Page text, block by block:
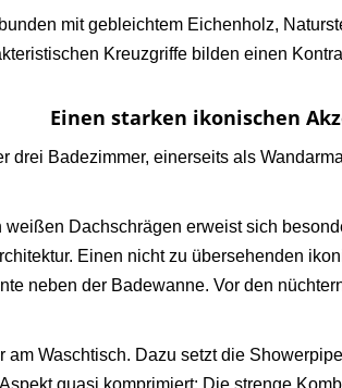
mit gebleichtem Eichenholz,
Kreuzgriffe bilden einen
Einen starken ikonischen
Badezimmer, einerseits als
Dachschrägen erweist sich
Einen nicht zu übersehenden
neben der Badewanne. Vor den
Waschtisch. Dazu setzt die